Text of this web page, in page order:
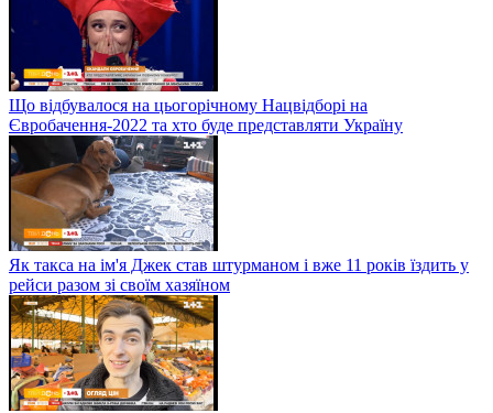
Що відбувалося на цьогорічному Нацвідборі на
Євробачення-2022 та хто буде представляти Україну
Як такса на ім'я Джек став штурманом і вже 11 років їздить у
рейси разом зі своїм хазяїном